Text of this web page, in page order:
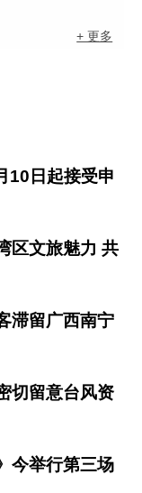
+ 更多
10日起接受申
区文旅魅力 共
滞留广西南宁
切留意台风资
今举行第三场